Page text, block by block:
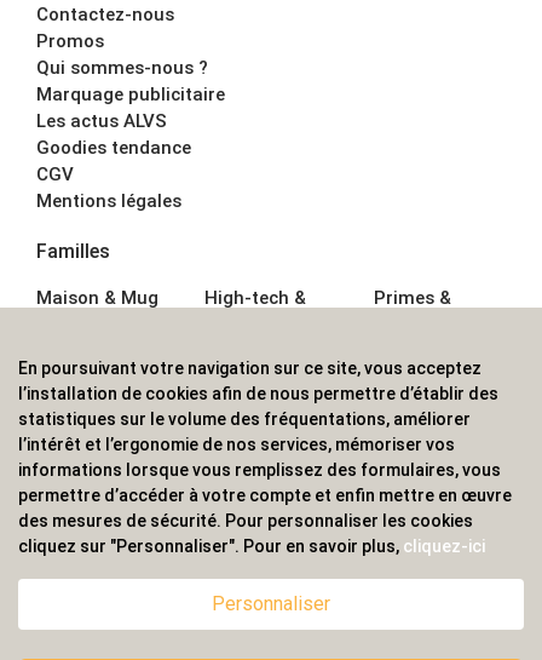
Contactez-nous
Promos
Qui sommes-nous ?
Marquage publicitaire
Les actus ALVS
Goodies tendance
CGV
Mentions légales
Familles
Maison & Mug
Écriture
Bagagerie sacs
High-tech &
Sport &
Outdoor
Enfant
Primes &
Boisson
Textile &
Casquette
Accessoires de
bureau
ALVS, fournisseur d'objets publicitaires, pour les
professionnels. Une implantation nationale, une
couverture internationale.
En poursuivant votre navigation sur ce site, vous acceptez
l’installation de cookies afin de nous permettre d’établir des
statistiques sur le volume des fréquentations, améliorer
l’intérêt et l’ergonomie de nos services, mémoriser vos
informations lorsque vous remplissez des formulaires, vous
permettre d’accéder à votre compte et enfin mettre en œuvre
des mesures de sécurité. Pour personnaliser les cookies
cliquez sur "Personnaliser". Pour en savoir plus, cliquez-ici
Personnaliser